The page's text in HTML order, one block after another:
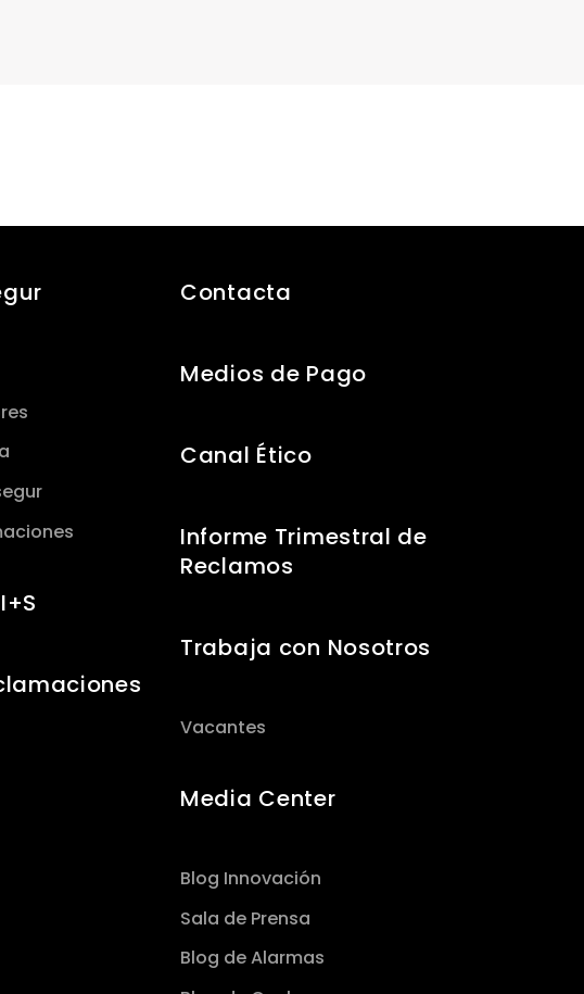
Contacta
Medios de Pago
Canal Ético
Informe Trimestral de
Reclamos
Trabaja con Nosotros
Vacantes
Media Center
Blog Innovación
Sala de Prensa
Blog de Alarmas